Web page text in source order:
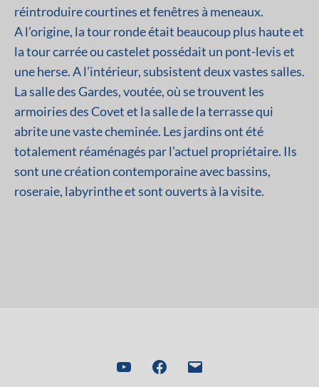
réintroduire courtines et fenêtres à meneaux.
A l’origine, la tour ronde était beaucoup plus haute et
la tour carrée ou castelet possédait un pont-levis et
une herse. A l’intérieur, subsistent deux vastes salles.
La salle des Gardes, voutée, où se trouvent les
armoiries des Covet et la salle de la terrasse qui
abrite une vaste cheminée. Les jardins ont été
totalement réaménagés par l’actuel propriétaire. Ils
sont une création contemporaine avec bassins,
roseraie, labyrinthe et sont ouverts à la visite.
Facebook